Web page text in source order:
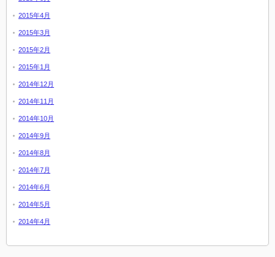
2015年4月
2015年3月
2015年2月
2015年1月
2014年12月
2014年11月
2014年10月
2014年9月
2014年8月
2014年7月
2014年6月
2014年5月
2014年4月